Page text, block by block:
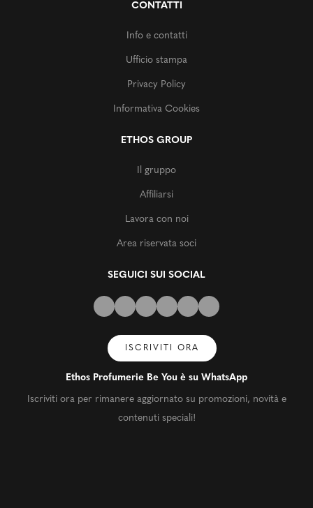
CONTATTI
Info e contatti
Ufficio stampa
Privacy Policy
Informativa Cookies
ETHOS GROUP
Il gruppo
Affiliarsi
Lavora con noi
Area riservata soci
SEGUICI SUI SOCIAL
ISCRIVITI ORA
Ethos Profumerie Be You è su WhatsApp
Iscriviti ora per rimanere aggiornato su promozioni, novità e
contenuti speciali!